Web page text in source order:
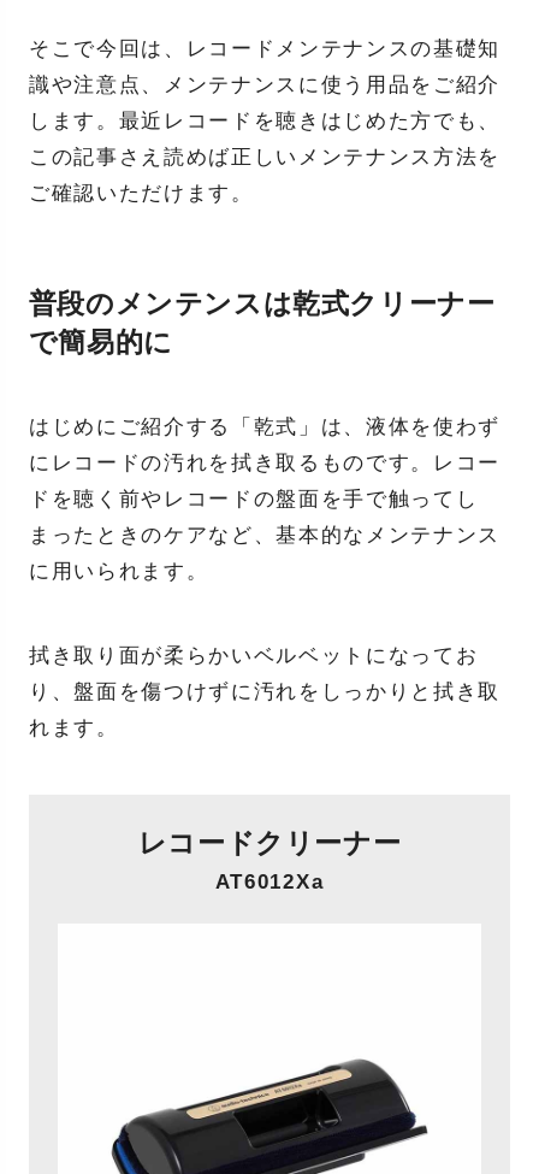
そこで今回は、レコードメンテナンスの基礎知
識や注意点、メンテナンスに使う用品をご紹介
します。最近レコードを聴きはじめた方でも、
この記事さえ読めば正しいメンテナンス方法を
ご確認いただけます。
普段のメンテンスは乾式クリーナー
で簡易的に
はじめにご紹介する「乾式」は、液体を使わず
にレコードの汚れを拭き取るものです。レコー
ドを聴く前やレコードの盤面を手で触ってし
まったときのケアなど、基本的なメンテナンス
に用いられます。
拭き取り面が柔らかいベルベットになってお
り、盤面を傷つけずに汚れをしっかりと拭き取
れます。
レコードクリーナー
AT6012Xa